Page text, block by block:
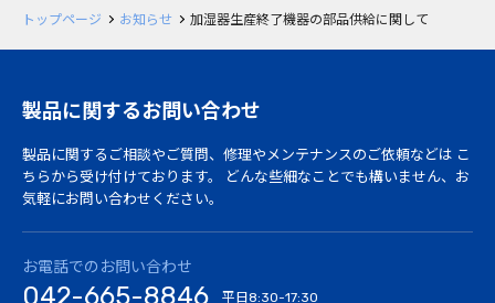
トップページ お知らせ 加湿器生産終了機器の部品供給に関して
製品に関するお問い合わせ
製品に関するご相談やご質問、修理やメンテナンスのご依頼などは こ
ちらから受け付けております。
どんな些細なことでも構いません、お
気軽にお問い合わせください。
お電話でのお問い合わせ
042-665-8846 平日8:30-17:30